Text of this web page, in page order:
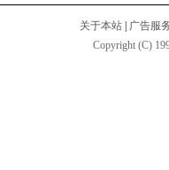
关于本站 | 广告服
Copyright (C)